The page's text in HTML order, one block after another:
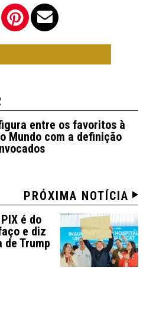
entre os favoritos à
Mundo com a definição
PRÓXIMA NOTÍCIA
é do
e diz
de Trump